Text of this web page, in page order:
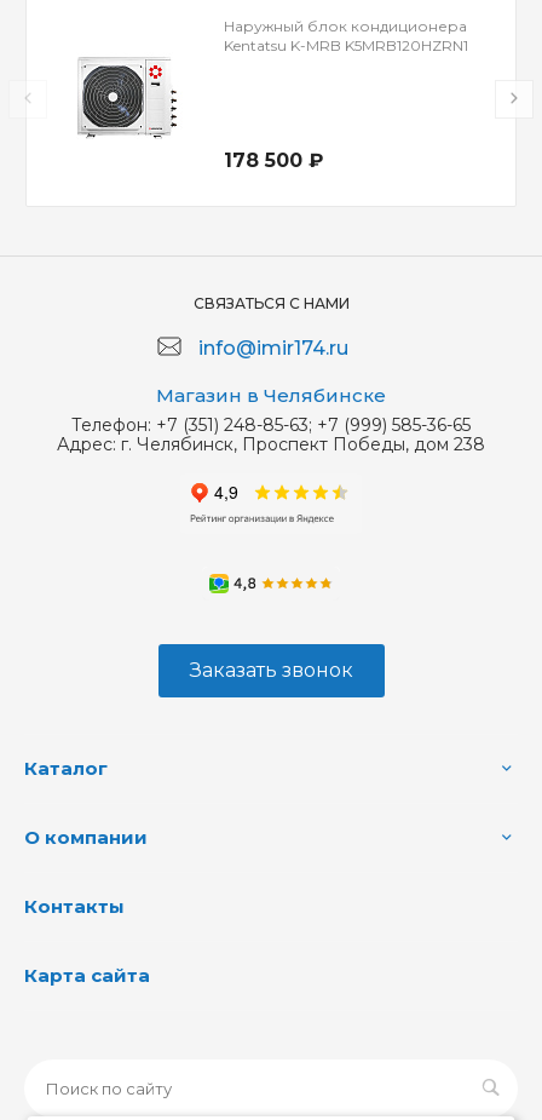
Наружный блок кондиционера
Kentatsu K-MRB K5MRB120HZRN1
178 500 ₽
СВЯЗАТЬСЯ С НАМИ
info@imir174.ru
Магазин в Челябинске
Телефон: +7 (351) 248-85-63; +7 (999) 585-36-65
Адрес: г. Челябинск, Проспект Победы, дом 238
Заказать звонок
Каталог
О компании
Контакты
Карта сайта